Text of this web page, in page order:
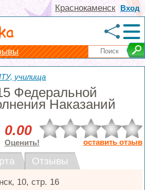
Вход
Краснокаменск
училища
Федеральной
Наказаний
0.00
Оценить! оставить отзыв
Отзывы
, 10, стр. 16